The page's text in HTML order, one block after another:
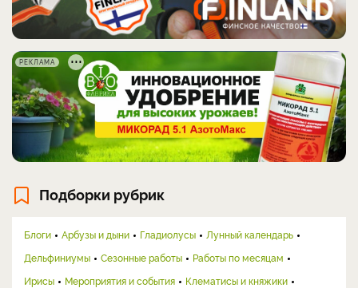
РЕКЛАМА
Подборки рубрик
Блоги Арбузы и дыни Гладиолусы
Лунный календарь
Дельфиниумы
Сезонные работы
Работы по месяцам
Ирисы
Мероприятия и события
Клематисы и княжики